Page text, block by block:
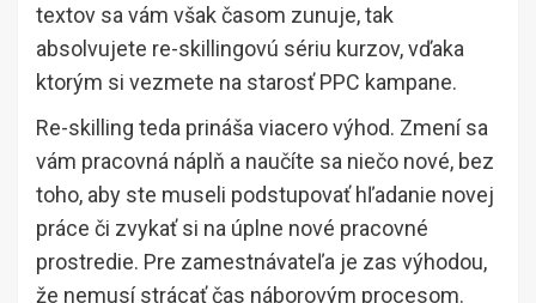
textov sa vám však časom zunuje, tak
absolvujete re-skillingovú sériu kurzov, vďaka
ktorým si vezmete na starosť PPC kampane.
Re-skilling teda prináša viacero výhod. Zmení sa
vám pracovná náplň a naučíte sa niečo nové, bez
toho, aby ste museli podstupovať hľadanie novej
práce či zvykať si na úplne nové pracovné
prostredie. Pre zamestnávateľa je zas výhodou,
že nemusí strácať čas náborovým procesom.